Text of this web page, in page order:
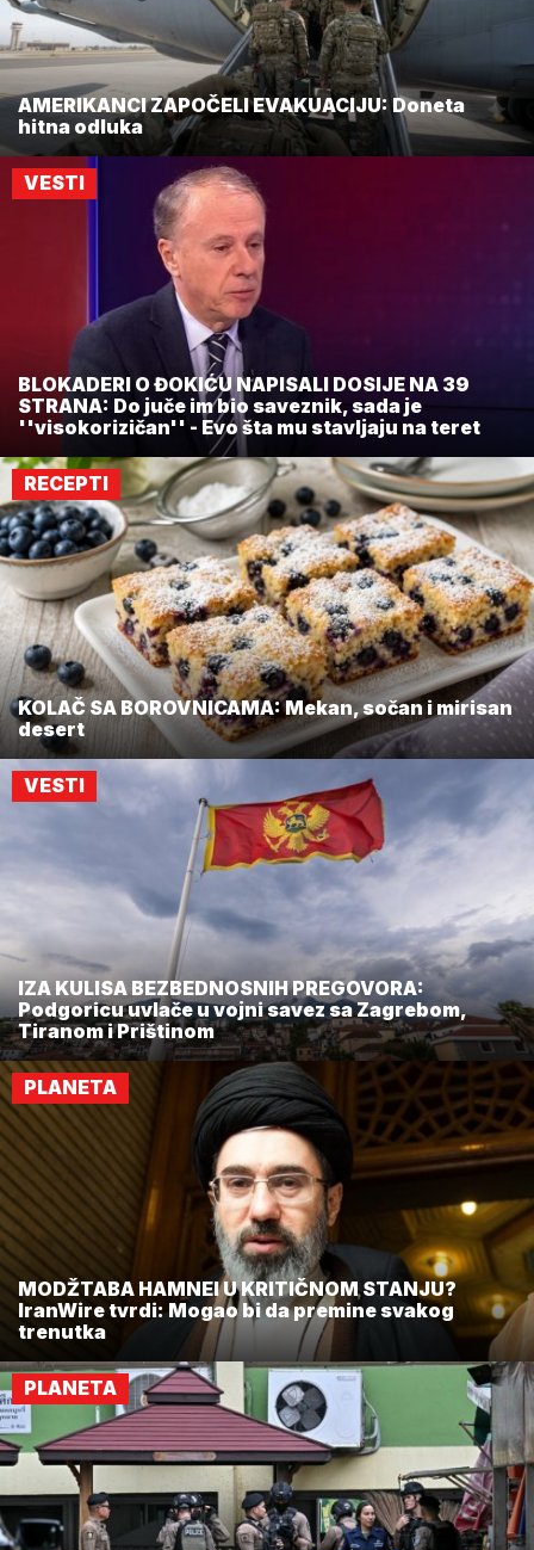
AMERIKANCI ZAPOČELI EVAKUACIJU: Doneta
hitna odluka
VESTI
BLOKADERI O ĐOKIĆU NAPISALI DOSIJE NA 39
STRANA: Do juče im bio saveznik, sada je
''visokorizičan'' - Evo šta mu stavljaju na teret
RECEPTI
KOLAČ SA BOROVNICAMA: Mekan, sočan i mirisan
desert
VESTI
IZA KULISA BEZBEDNOSNIH PREGOVORA:
Podgoricu uvlače u vojni savez sa Zagrebom,
Tiranom i Prištinom
PLANETA
MODŽTABA HAMNEI U KRITIČNOM STANJU?
IranWire tvrdi: Mogao bi da premine svakog
trenutka
PLANETA